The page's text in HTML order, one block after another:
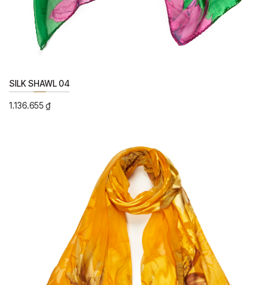
SILK SHAWL 04
1.136.655 ₫